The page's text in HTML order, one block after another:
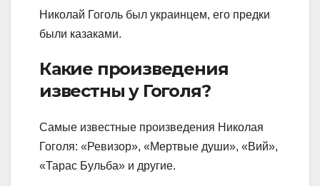
Николай Гоголь был украинцем, его предки
были казаками.
Какие произведения
известны у Гоголя?
Самые известные произведения Николая
Гоголя: «Ревизор», «Мертвые души», «Вий»,
«Тарас Бульба» и другие.